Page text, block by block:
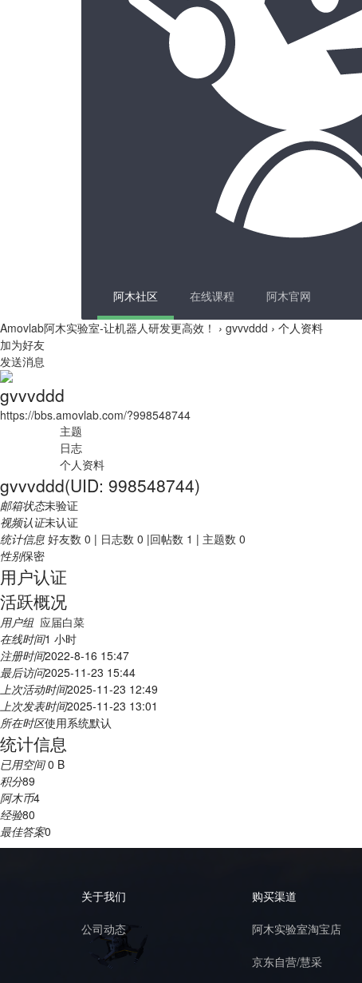
阿木社区 在线课程
阿木官网
Amovlab阿木实验室-让机器人研发更高效！ › gvvvddd › 个人资料
加为好友
发送消息
gvvvddd
https://bbs.amovlab.com/?998548744
主题
日志
个人资料
gvvvddd(UID: 998548744)
邮箱状态未验证
视频认证未认证
统计信息 好友数 0 | 日志数 0 |回帖数 1 | 主题数 0
性别保密
用户认证
活跃概况
用户组 应届白菜
在线时间1 小时
注册时间2022-8-16 15:47
最后访问2025-11-23 15:44
上次活动时间2025-11-23 12:49
上次发表时间2025-11-23 13:01
所在时区使用系统默认
统计信息
已用空间0 B
积分89
阿木币4
经验80
最佳答案0
关于我们
公司动态
购买渠道
阿木实验室淘宝店
京东自营/慧采